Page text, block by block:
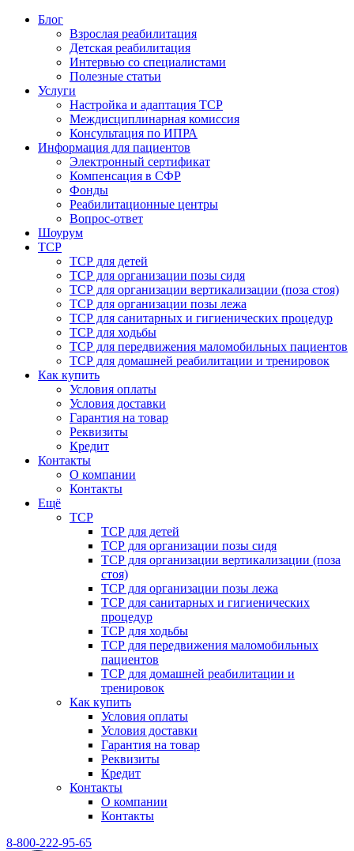
Блог
Взрослая реабилитация
Детская реабилитация
Интервью со специалистами
Полезные статьи
Услуги
Настройка и адаптация ТСР
Междисциплинарная комиссия
Консультация по ИПРА
Информация для пациентов
Электронный сертификат
Компенсация в СФР
Фонды
Реабилитационные центры
Вопрос-ответ
Шоурум
ТСР
ТСР для детей
ТСР для организации позы сидя
ТСР для организации вертикализации (поза стоя)
ТСР для организации позы лежа
ТСР для санитарных и гигиенических процедур
ТСР для ходьбы
ТСР для передвижения маломобильных пациентов
ТСР для домашней реабилитации и тренировок
Как купить
Условия оплаты
Условия доставки
Гарантия на товар
Реквизиты
Кредит
Контакты
О компании
Контакты
Ещё
ТСР
ТСР для детей
ТСР для организации позы сидя
ТСР для организации вертикализации (поза
стоя)
ТСР для организации позы лежа
ТСР для санитарных и гигиенических
процедур
ТСР для ходьбы
ТСР для передвижения маломобильных
пациентов
ТСР для домашней реабилитации и
тренировок
Как купить
Условия оплаты
Условия доставки
Гарантия на товар
Реквизиты
Кредит
Контакты
О компании
Контакты
8-800-222-95-65